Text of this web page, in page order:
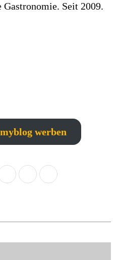
Seit 2009.
werben